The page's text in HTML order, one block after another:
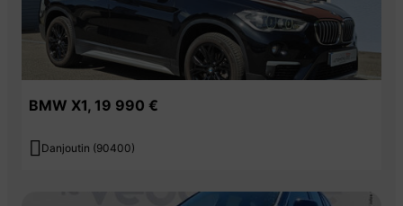
BMW X1, 19 990 €
 Danjoutin (90400)